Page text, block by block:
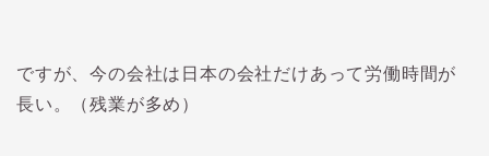
ですが、今の会社は日本の会社だけあって労働時間が
長い。（残業が多め）